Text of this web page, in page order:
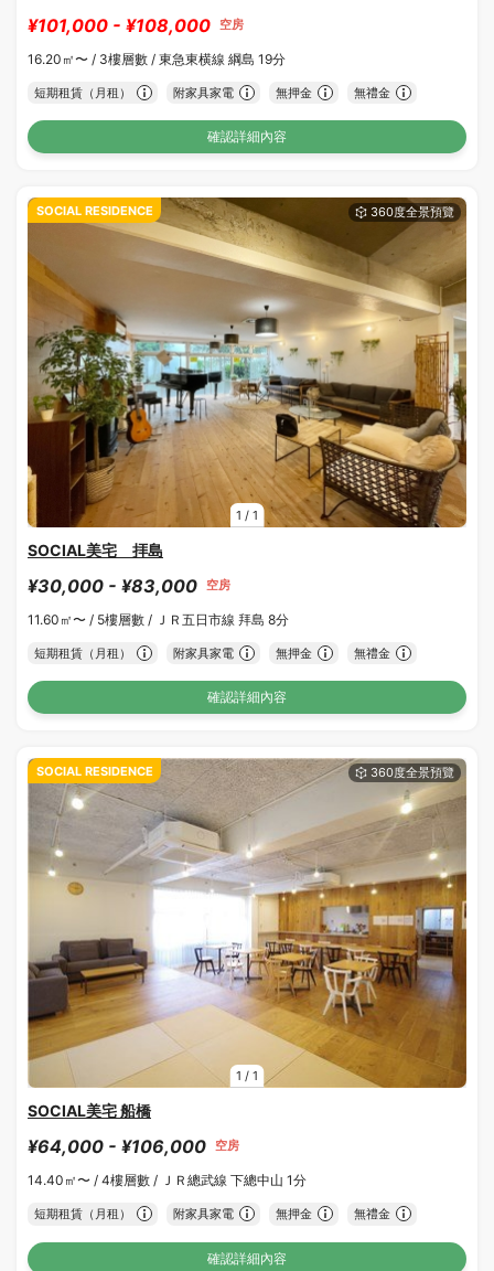
¥101,000 - ¥108,000 空房
16.20㎡〜 / 3樓層數 / 東急東横線 綱島 19分
短期租賃（月租） 附家具家電 無押金 無禮金
確認詳細內容
1 / 1
SOCIAL RESIDENCE
SOCIAL美宅 拝島
¥30,000 - ¥83,000 空房
11.60㎡〜 / 5樓層數 / ＪＲ五日市線 拜島 8分
短期租賃（月租） 附家具家電 無押金 無禮金
確認詳細內容
1 / 1
SOCIAL RESIDENCE
SOCIAL美宅 船橋
¥64,000 - ¥106,000 空房
14.40㎡〜 / 4樓層數 / ＪＲ總武線 下總中山 1分
短期租賃（月租） 附家具家電 無押金 無禮金
確認詳細內容